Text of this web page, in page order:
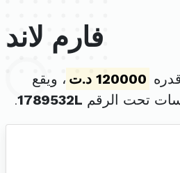
فارم لاند
120000 د.ت
، ويقع
تحت الرقم 1789532L
.